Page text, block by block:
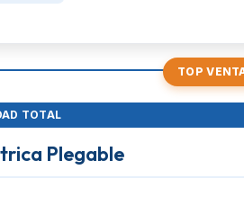
TOP
TOTAL
Plegable